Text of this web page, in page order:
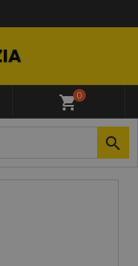
shopping_cart0
